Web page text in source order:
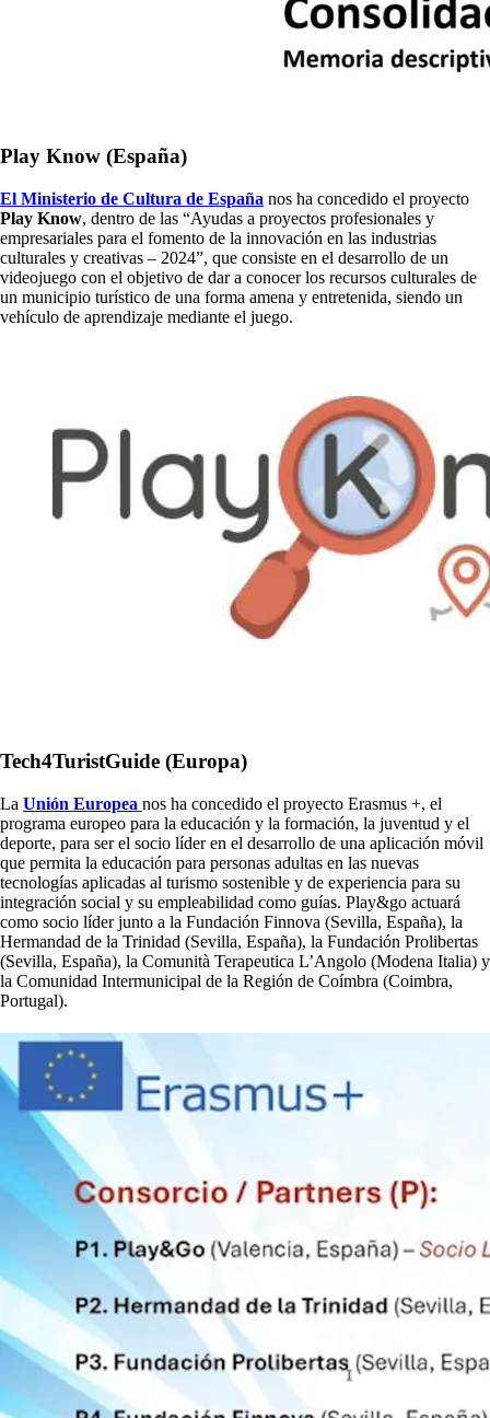
Play Know (España)
El Ministerio de Cultura de España nos ha concedido el proyecto
Play Know, dentro de las “Ayudas a proyectos profesionales y
empresariales para el fomento de la innovación en las industrias
culturales y creativas – 2024”, que consiste en el desarrollo de un
videojuego con el objetivo de dar a conocer los recursos culturales de
un municipio turístico de una forma amena y entretenida, siendo un
vehículo de aprendizaje mediante el juego.
Tech4TuristGuide (Europa)
La Unión Europea nos ha concedido el proyecto Erasmus +, el
programa europeo para la educación y la formación, la juventud y el
deporte, para ser el socio líder en el desarrollo de una aplicación móvil
que permita la educación para personas adultas en las nuevas
tecnologías aplicadas al turismo sostenible y de experiencia para su
integración social y su empleabilidad como guías. Play&go actuará
como socio líder junto a la Fundación Finnova (Sevilla, España), la
Hermandad de la Trinidad (Sevilla, España), la Fundación Prolibertas
(Sevilla, España), la Comunità Terapeutica L’Angolo (Modena Italia) y
la Comunidad Intermunicipal de la Región de Coímbra (Coimbra,
Portugal).